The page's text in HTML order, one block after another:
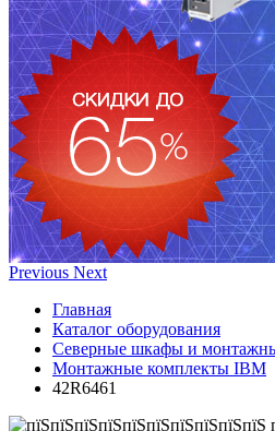
Previous Next
Главная
Каталог оборудования
Северные шкафы и
Монтажные комплекты IBM
42R6461